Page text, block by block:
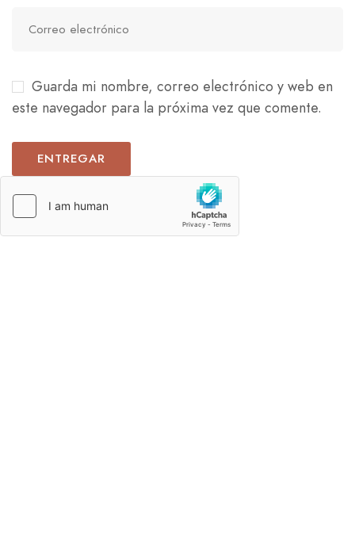
Guarda mi nombre, correo electrónico y web en
este navegador para la próxima vez que comente.